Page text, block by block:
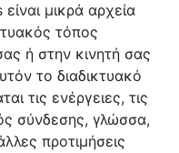
μικρά αρχεία
τόπος
ή στην κινητή σας
το διαδικτυακό
τις ενέργειες, τις
σύνδεσης, γλώσσα,
προτιμήσεις